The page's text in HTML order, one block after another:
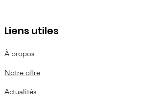
Liens utiles
À propos
Notre offre
Actualités